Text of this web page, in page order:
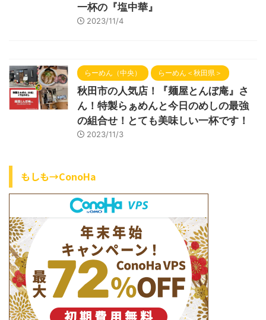
一杯の『塩中華』
2023/11/4
らーめん（中央） らーめん＜秋田県＞
秋田市の人気店！『麺屋とんぼ庵』さ
ん！特製らぁめんと今日のめしの最強
の組合せ！とても美味しい一杯です！
2023/11/3
もしも→ConoHa